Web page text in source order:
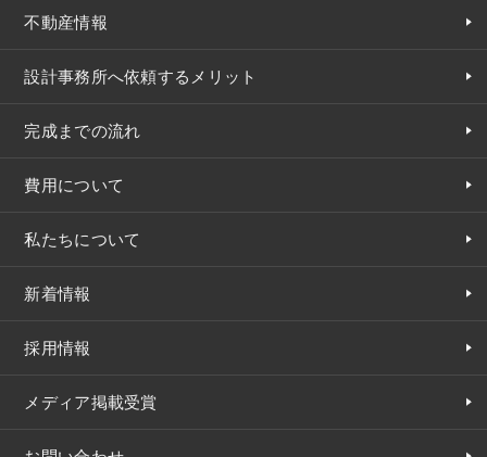
不動産情報
設計事務所へ依頼するメリット
完成までの流れ
費用について
私たちについて
新着情報
採用情報
メディア掲載受賞